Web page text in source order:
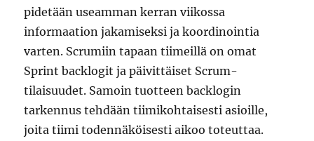
pidetään useamman kerran viikossa
informaation jakamiseksi ja koordinointia
varten. Scrumiin tapaan tiimeillä on omat
Sprint backlogit ja päivittäiset Scrum-
tilaisuudet. Samoin tuotteen backlogin
tarkennus tehdään tiimikohtaisesti asioille,
joita tiimi todennäköisesti aikoo toteuttaa.